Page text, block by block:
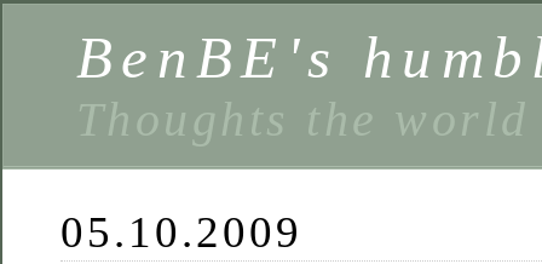
BenBE's
Thoughts the
05.10.2009